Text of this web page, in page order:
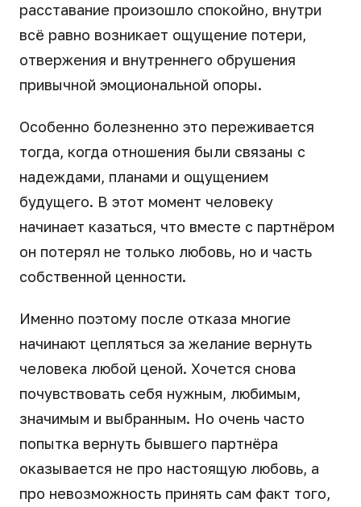
расставание произошло спокойно, внутри
всё равно возникает ощущение потери,
отвержения и внутреннего обрушения
привычной эмоциональной опоры.
Особенно болезненно это переживается
тогда, когда отношения были связаны с
надеждами, планами и ощущением
будущего. В этот момент человеку
начинает казаться, что вместе с партнёром
он потерял не только любовь, но и часть
собственной ценности.
Именно поэтому после отказа многие
начинают цепляться за желание вернуть
человека любой ценой. Хочется снова
почувствовать себя нужным, любимым,
значимым и выбранным. Но очень часто
попытка вернуть бывшего партнёра
оказывается не про настоящую любовь, а
про невозможность принять сам факт того,